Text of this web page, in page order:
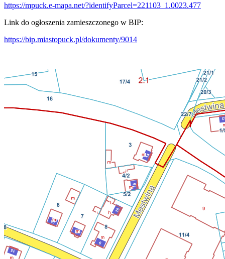
https://mpuck.e-mapa.net/?identifyParcel=221103_1.0023.477
Link do ogłoszenia zamieszczonego w BIP:
https://bip.miastopuck.pl/dokumenty/9014